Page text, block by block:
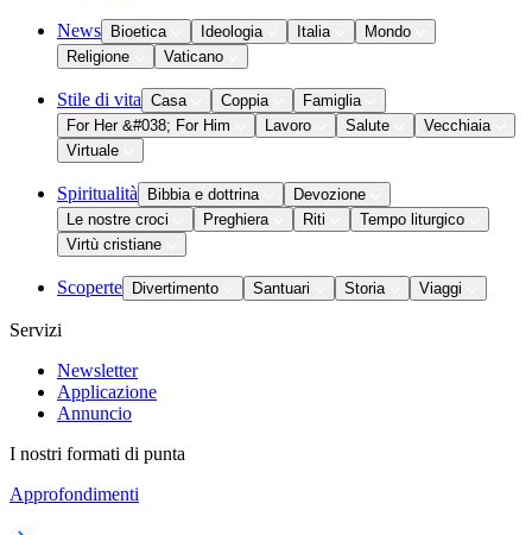
News Bioetica Ideologia Italia
Mondo
Religione
Vaticano
Stile di vita Casa Coppia
Famiglia
For Her &#038; For Him
Lavoro Salute
Vecchiaia
Virtuale
Spiritualità Bibbia e dottrina
Devozione
Le nostre croci
Preghiera Riti
Tempo liturgico
Virtù cristiane
Scoperte Divertimento Santuari Storia Viaggi
Servizi
Newsletter
Applicazione
Annuncio
I nostri formati di punta
Approfondimenti